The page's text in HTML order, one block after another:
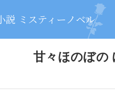
説 ミスティーノベル
甘々ほのぼの